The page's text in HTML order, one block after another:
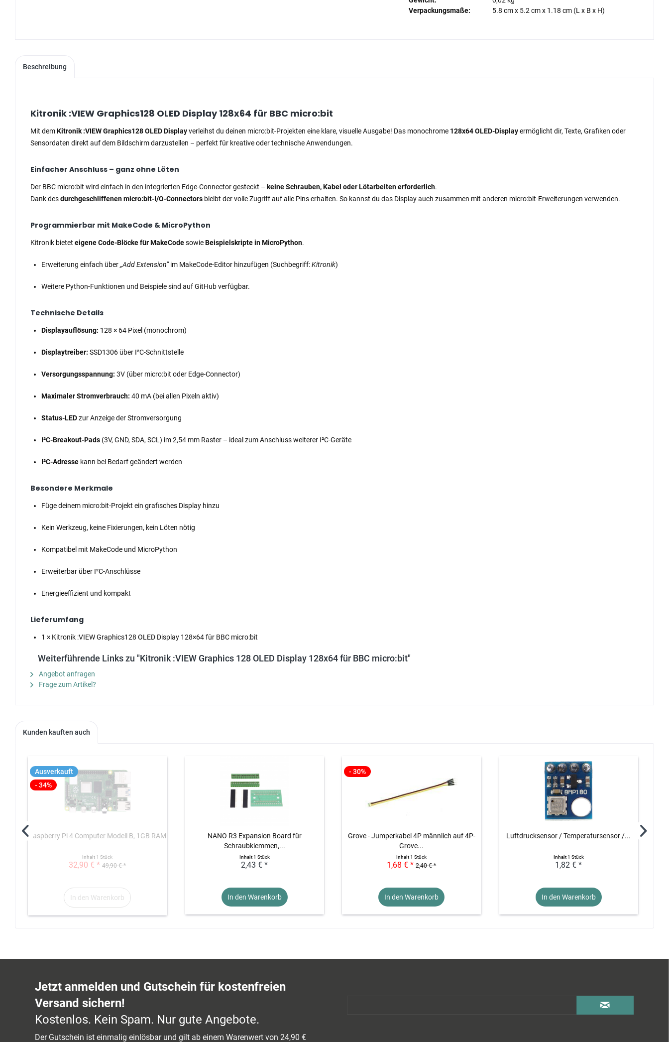
Verpackungsmaße:
5.8 cmx 5.2 cmx 1.18 cm (L x B x H)
Beschreibung
Kitronik :VIEW Graphics128 OLED Display 128x64 für BBC micro:bit
Mit demKitronik :VIEW Graphics128 OLED Displayverleihst du deinen micro:bit-Projekten eine klare, visuelle Ausgabe! Das monochrome 128x64 OLED-Displayermöglicht dir, Texte, Grafiken oder
Sensordaten direkt auf dem Bildschirm darzustellen – perfekt für kreative oder technische Anwendungen.
Einfacher Anschluss – ganz ohne Löten
Der BBC micro:bit wird einfach in den integrierten Edge-Connector gesteckt – keine Schrauben, Kabel oder Lötarbeiten erforderlich.
Dank desdurchgeschliffenen micro:bit-I/O-Connectors bleibt der volle Zugriff auf alle Pins erhalten. So kannst du das Display auch zusammen mit anderen micro:bit-Erweiterungen verwenden.
Programmierbar mit MakeCode & MicroPython
Kitronik bietet eigene Code-Blöcke für MakeCodesowieBeispielskripte in MicroPython.
Erweiterung einfach über„Add Extension“im MakeCode-Editor hinzufügen (Suchbegriff:Kitronik)
Weitere Python-Funktionen und Beispiele sind auf GitHub verfügbar.
Technische Details
Displayauflösung: 128 × 64 Pixel (monochrom)
Displaytreiber: SSD1306 über I²C-Schnittstelle
Versorgungsspannung: 3V (über micro:bit oder Edge-Connector)
Maximaler Stromverbrauch: 40 mA (bei allen Pixeln aktiv)
Status-LEDzur Anzeige der Stromversorgung
I²C-Breakout-Pads (3V, GND, SDA, SCL) im 2,54 mm Raster – ideal zum Anschluss weiterer I²C-Geräte
I²C-Adresse kann bei Bedarf geändert werden
Besondere Merkmale
Füge deinem micro:bit-Projekt ein grafisches Display hinzu
Kein Werkzeug, keine Fixierungen, kein Löten nötig
Kompatibel mit MakeCode und MicroPython
Erweiterbar über I²C-Anschlüsse
Energieeffizient und kompakt
Lieferumfang
1 × Kitronik :VIEW Graphics128 OLED Display 128×64 für BBC micro:bit
Weiterführende Links zu "Kitronik :VIEW Graphics 128 OLED Display 128x64 für BBC micro:bit"
Angebot anfragen
Frage zum Artikel?
Kunden kauften auch
Ausverkauft
- 34%
Raspberry Pi 4 Computer Modell B, 1GB RAM
Inhalt 1 Stück
32,90 € * 49,90 € *
In den Warenkorb
NANO R3 Expansion Board für
Schraubklemmen,...
Inhalt1 Stück
2,43 € *
In den Warenkorb
- 30%
Grove - Jumperkabel 4P männlich auf 4P-
Grove...
Inhalt1 Stück
1,68 € * 2,40 € *
In den Warenkorb
Luftdrucksensor / Temperatursensor /...
Inhalt1 Stück
1,82 € *
In den Warenkorb
Jetzt anmelden und Gutschein für kostenfreien
Versand sichern!
Kostenlos. Kein Spam. Nur gute Angebote.
Der Gutschein ist einmalig einlösbar und gilt ab einem Warenwert von 24,90 €